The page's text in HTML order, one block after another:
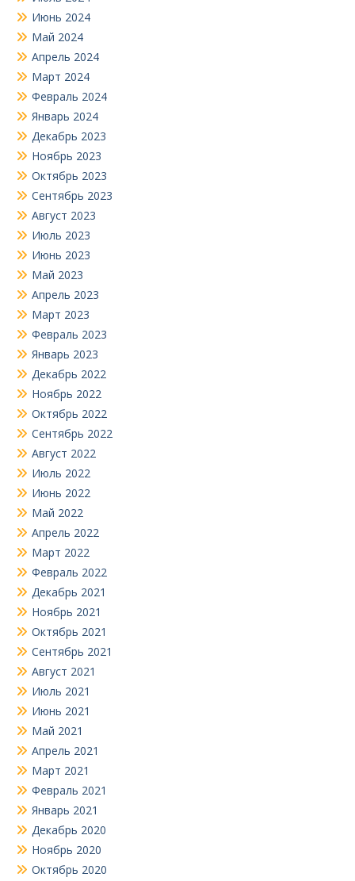
Июнь 2024
Май 2024
Апрель 2024
Март 2024
Февраль 2024
Январь 2024
Декабрь 2023
Ноябрь 2023
Октябрь 2023
Сентябрь 2023
Август 2023
Июль 2023
Июнь 2023
Май 2023
Апрель 2023
Март 2023
Февраль 2023
Январь 2023
Декабрь 2022
Ноябрь 2022
Октябрь 2022
Сентябрь 2022
Август 2022
Июль 2022
Июнь 2022
Май 2022
Апрель 2022
Март 2022
Февраль 2022
Декабрь 2021
Ноябрь 2021
Октябрь 2021
Сентябрь 2021
Август 2021
Июль 2021
Июнь 2021
Май 2021
Апрель 2021
Март 2021
Февраль 2021
Январь 2021
Декабрь 2020
Ноябрь 2020
Октябрь 2020